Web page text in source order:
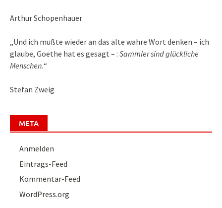
Arthur Schopenhauer
„Und ich mußte wieder an das alte wahre Wort denken – ich
glaube, Goethe hat es gesagt – : Sammler sind glückliche
Menschen.“
Stefan Zweig
META
Anmelden
Eintrags-Feed
Kommentar-Feed
WordPress.org